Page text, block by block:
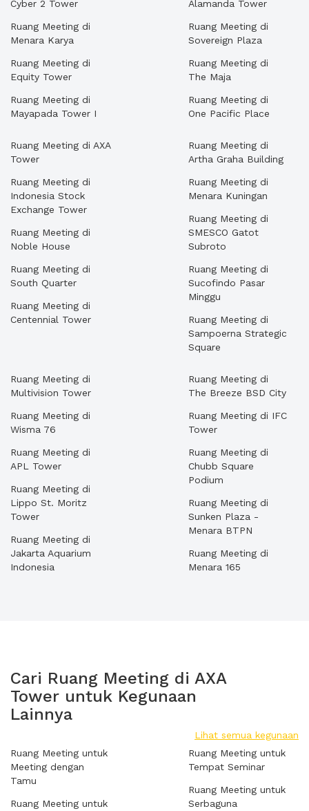
Cyber 2 Tower
Ruang Meeting di
Menara Karya
Ruang Meeting di
Equity Tower
Ruang Meeting di
Mayapada Tower I
Alamanda Tower
Ruang Meeting di
Sovereign Plaza
Ruang Meeting di
The Maja
Ruang Meeting di
One Pacific Place
Ruang Meeting di AXA
Tower
Ruang Meeting di
Indonesia Stock
Exchange Tower
Ruang Meeting di
Noble House
Ruang Meeting di
South Quarter
Ruang Meeting di
Centennial Tower
Ruang Meeting di
Artha Graha Building
Ruang Meeting di
Menara Kuningan
Ruang Meeting di
SMESCO Gatot
Subroto
Ruang Meeting di
Sucofindo Pasar
Minggu
Ruang Meeting di
Sampoerna Strategic
Square
Ruang Meeting di
Multivision Tower
Ruang Meeting di
Wisma 76
Ruang Meeting di
APL Tower
Ruang Meeting di
Lippo St. Moritz
Tower
Ruang Meeting di
Jakarta Aquarium
Indonesia
Ruang Meeting di
The Breeze BSD City
Ruang Meeting di IFC
Tower
Ruang Meeting di
Chubb Square
Podium
Ruang Meeting di
Sunken Plaza -
Menara BTPN
Ruang Meeting di
Menara 165
Cari Ruang Meeting di AXA
Tower untuk Kegunaan
Lainnya
Lihat semua kegunaan
Ruang Meeting untuk
Meeting dengan
Tamu
Ruang Meeting untuk
Ruang Meeting untuk
Tempat Seminar
Ruang Meeting untuk
Serbaguna